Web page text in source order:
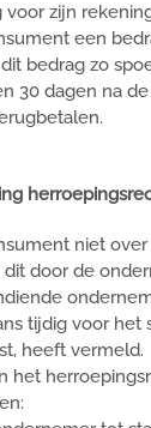
zijn
een
bedrag zo
30 dagen na
niet
dit door de
tijdig voor het
heeft vermeld.
het